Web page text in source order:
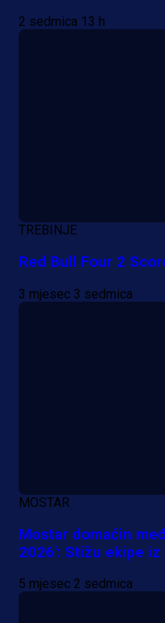
Lukić seli u
2 sedmica 13 h
TREBINJE
Red Bull Four 2
3 mjesec 3 sedmica
MOSTAR
Mostar domaćin
2026': Stižu ekipe iz
5 mjesec 2 sedmica